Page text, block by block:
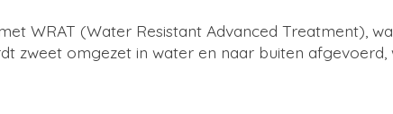
WRAT (Water Resistant Advanced Treatment),
zweet omgezet in water en naar buiten